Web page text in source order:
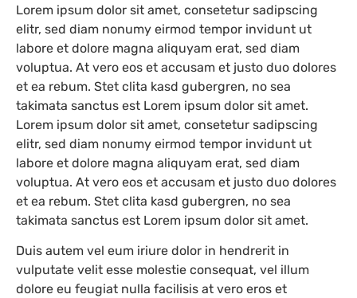
Lorem ipsum dolor sit amet, consetetur sadipscing
elitr, sed diam nonumy eirmod tempor invidunt ut
labore et dolore magna aliquyam erat, sed diam
voluptua. At vero eos et accusam et justo duo dolores
et ea rebum. Stet clita kasd gubergren, no sea
takimata sanctus est Lorem ipsum dolor sit amet.
Lorem ipsum dolor sit amet, consetetur sadipscing
elitr, sed diam nonumy eirmod tempor invidunt ut
labore et dolore magna aliquyam erat, sed diam
voluptua. At vero eos et accusam et justo duo dolores
et ea rebum. Stet clita kasd gubergren, no sea
takimata sanctus est Lorem ipsum dolor sit amet.
Duis autem vel eum iriure dolor in hendrerit in
vulputate velit esse molestie consequat, vel illum
dolore eu feugiat nulla facilisis at vero eros et